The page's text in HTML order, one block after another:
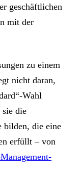
geschäftlichen
mit der
zu einem
nicht daran,
Wahl
sie die
bilden, die eine
erfüllt – von